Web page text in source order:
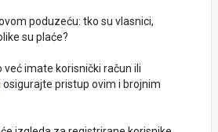
poduzeću: tko su vlasnici,
su plaće?
već imate korisnički račun ili
osigurajte pristup ovim i brojnim